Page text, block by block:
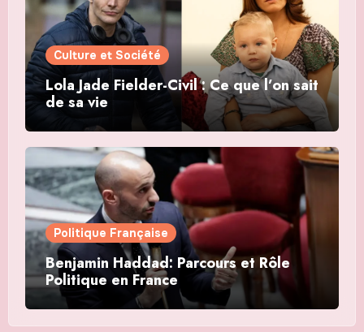
Culture et Société
Lola Jade Fielder-Civil : Ce que l’on sait
de sa vie
Politique Française
Benjamin Haddad: Parcours et Rôle
Politique en France